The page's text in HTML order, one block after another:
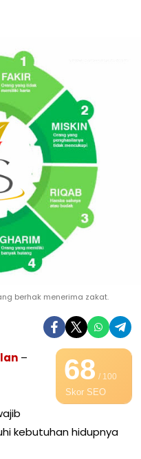
berhak menerima zakat.
68/ 100
Skor SEO
–
kebutuhan hidupnya